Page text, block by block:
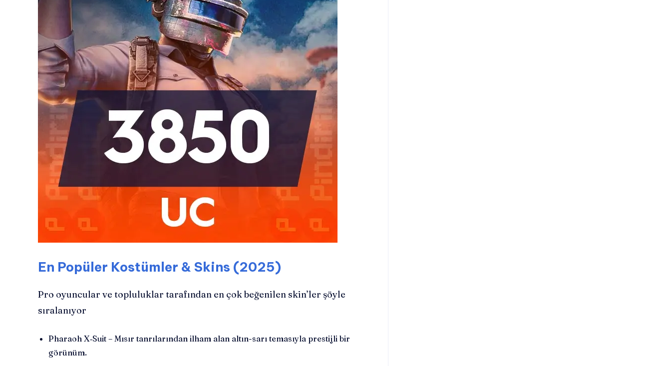
En Popüler Kostümler & Skins (2025)
Pro oyuncular ve topluluklar tarafından en çok beğenilen skin’ler şöyle
sıralanıyor
Pharaoh X‑Suit – Mısır tanrılarından ilham alan altın-sarı temasıyla prestijli bir
görünüm.